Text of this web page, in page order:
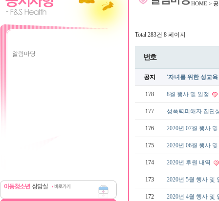
알림마당
HOME >
Total 283건 8 페이지
번호
공지 '자녀를 위한 성교
178 8월 행사 및 일정
177 성폭력피해자 집단
176 2020년 07월 행사
175 2020년 06월 행사
174 2020년 후원 내역
173 2020년 5월 행사 및
172 2020년 4월 행사 및